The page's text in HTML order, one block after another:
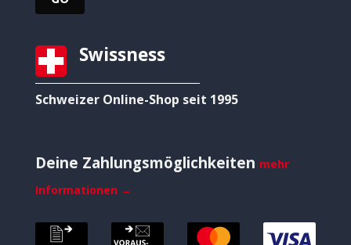
Swissness
Schweizer Online-Shop seit 1995
Deine Zahlungsmöglichkeiten mehr
Informationen →